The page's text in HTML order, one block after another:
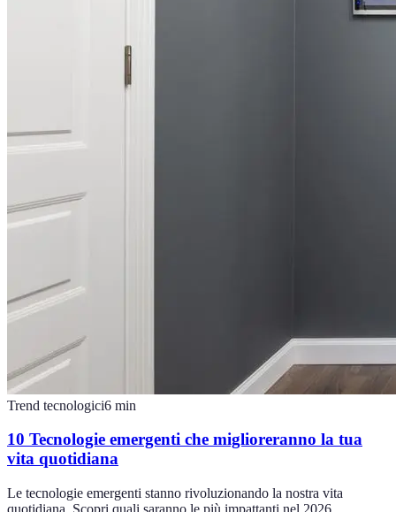
Trend tecnologici6 min
10 Tecnologie emergenti che miglioreranno la tua
vita quotidiana
Le tecnologie emergenti stanno rivoluzionando la nostra vita
quotidiana. Scopri quali saranno le più impattanti nel 2026.